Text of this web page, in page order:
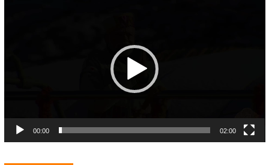
00:00 02:00